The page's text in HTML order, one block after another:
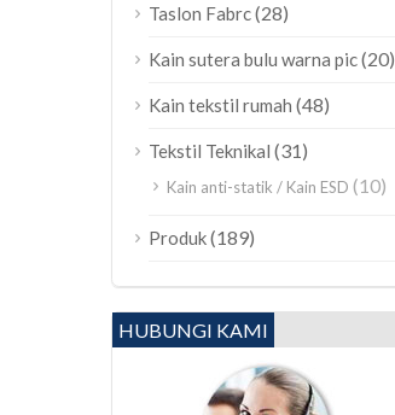
Taslon Fabrc(28)
Kain sutera bulu warna pic(20)
Kain tekstil rumah (48)
Tekstil Teknikal (31)
Kain anti-statik / Kain ESD (10)
Produk(189)
HUBUNGI KAMI